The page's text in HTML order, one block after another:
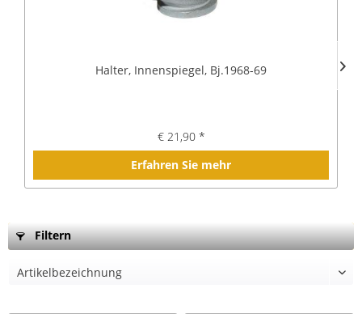
Halter, Innenspiegel, Bj.1968-69
€ 21,90 *
Erfahren Sie mehr
Filtern